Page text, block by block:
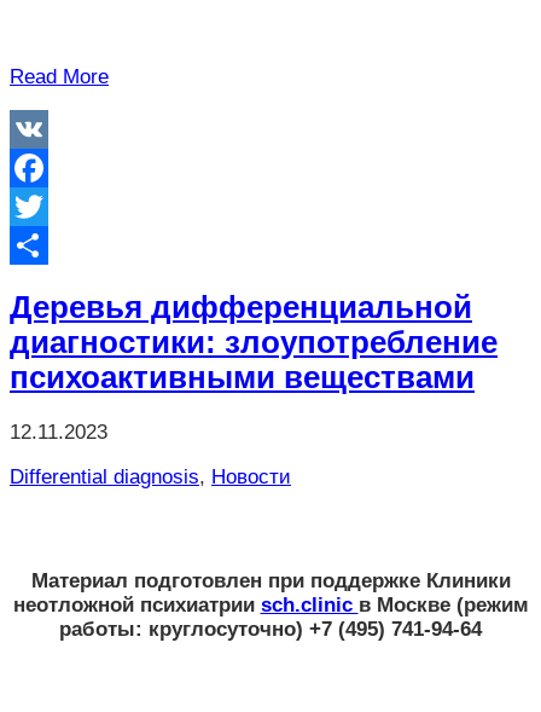
Read More
VK
Facebook
Twitter
Деревья дифференциальной
диагностики: злоупотребление
психоактивными веществами
12.11.2023
Differential diagnosis, Новости
Материал подготовлен при поддержке Клиники
неотложной психиатрии sch.clinic в Москве(режим
работы: круглосуточно) +7 (495) 741-94-64